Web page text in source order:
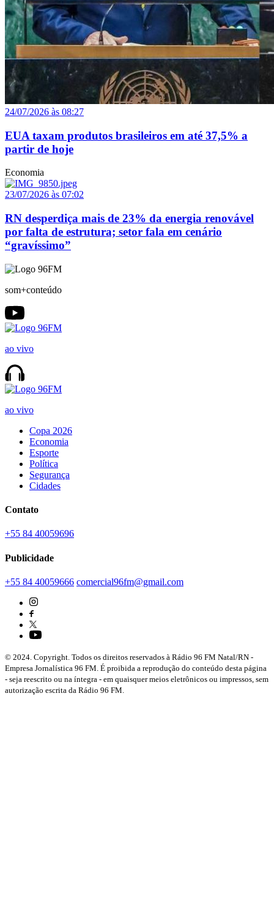
24/07/2026 às 08:27
EUA taxam produtos brasileiros em até 37,5% a
partir de hoje
Economia
23/07/2026 às 07:02
RN desperdiça mais de 23% da energia renovável
por falta de estrutura; setor fala em cenário
“gravíssimo”
som+conteúdo
ao vivo
ao vivo
Copa 2026
Economia
Esporte
Política
Segurança
Cidades
Contato
+55 84 40059696
Publicidade
+55 84 40059666 comercial96fm@gmail.com
© 2024. Copyright. Todos os direitos reservados à Rádio 96 FM Natal/RN -
Empresa Jornalística 96 FM. É proibida a reprodução do conteúdo desta página
- seja reescrito ou na íntegra - em quaisquer meios eletrônicos ou impressos, sem
autorização escrita da Rádio 96 FM.